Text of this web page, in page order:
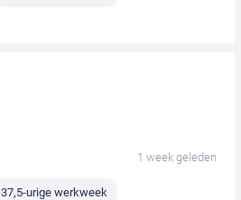
1 week geleden
37,5-urige werkweek